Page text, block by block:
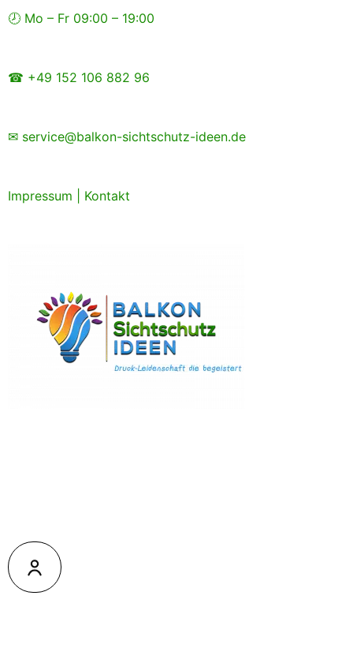
Zum
🕗 Mo – Fr 09:00 – 19:00
☎ +49 152 106 882 96
✉ service@balkon-sichtschutz-ideen.de
Impressum Kontakt